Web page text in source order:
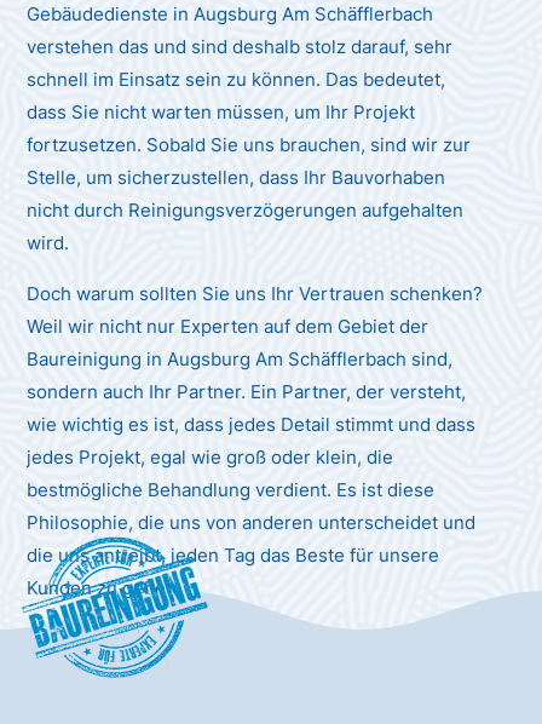
Gebäudedienste in Augsburg Am Schäfflerbach
verstehen das und sind deshalb stolz darauf, sehr
schnell im Einsatz sein zu können. Das bedeutet,
dass Sie nicht warten müssen, um Ihr Projekt
fortzusetzen. Sobald Sie uns brauchen, sind wir zur
Stelle, um sicherzustellen, dass Ihr Bauvorhaben
nicht durch Reinigungsverzögerungen aufgehalten
wird.
Doch warum sollten Sie uns Ihr Vertrauen schenken?
Weil wir nicht nur Experten auf dem Gebiet der
Baureinigung in Augsburg Am Schäfflerbach sind,
sondern auch Ihr Partner. Ein Partner, der versteht,
wie wichtig es ist, dass jedes Detail stimmt und dass
jedes Projekt, egal wie groß oder klein, die
bestmögliche Behandlung verdient. Es ist diese
Philosophie, die uns von anderen unterscheidet und
die uns antreibt, jeden Tag das Beste für unsere
Kunden zu geben.
Baureinigung